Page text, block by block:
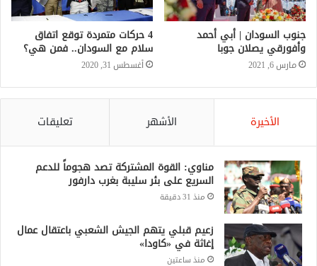
جنوب السودان | أبي أحمد
وأفورقي يصلان جوبا
مارس 6, 2021
4 حركات متمردة توقع اتفاق
سلام مع السودان.. فمن هي؟
أغسطس 31, 2020
الأخيرة الأشهر تعليقات
مناوي: القوة المشتركة تصد هجوماً للدعم
السريع على بئر سليبة بغرب دارفور
منذ 31 دقيقة
زعيم قبلي يتهم الجيش الشعبي باعتقال عمال
إغاثة في «كاودا»
منذ ساعتين